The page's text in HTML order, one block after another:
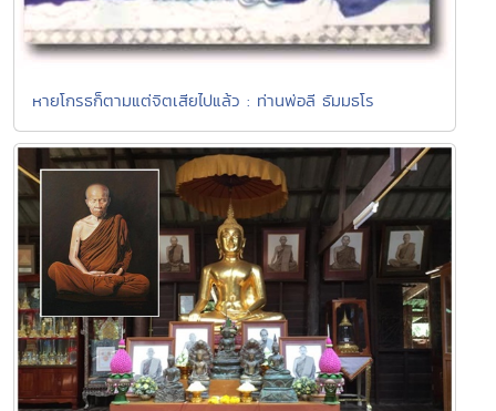
หายโกรธก็ตามแต่จิตเสียไปแล้ว : ท่านพ่อลี ธัมมธโร